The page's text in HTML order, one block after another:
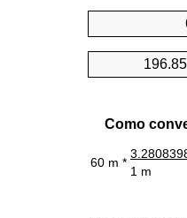
Como
60 m *
1 m